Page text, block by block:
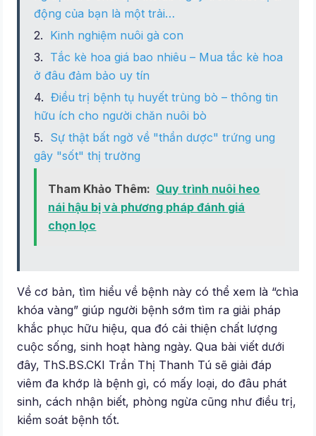
động của bạn là một trải…
Kinh nghiệm nuôi gà con
Tắc kè hoa giá bao nhiêu – Mua tắc kè hoa
ở đâu đảm bảo uy tín
Điều trị bệnh tụ huyết trùng bò – thông tin
hữu ích cho người chăn nuôi bò
Sự thật bất ngờ về "thần dược" trứng ung
gây "sốt" thị trường
Tham Khảo Thêm: Quy trình nuôi heo
nái hậu bị và phương pháp đánh giá
chọn lọc
Về cơ bản, tìm hiểu về bệnh này có thể xem là “chìa
khóa vàng” giúp người bệnh sớm tìm ra giải pháp
khắc phục hữu hiệu, qua đó cải thiện chất lượng
cuộc sống, sinh hoạt hàng ngày. Qua bài viết dưới
đây, ThS.BS.CKI Trần Thị Thanh Tú sẽ giải đáp
viêm đa khớp là bệnh gì, có mấy loại, do đâu phát
sinh, cách nhận biết, phòng ngừa cũng như điều trị,
kiểm soát bệnh tốt.